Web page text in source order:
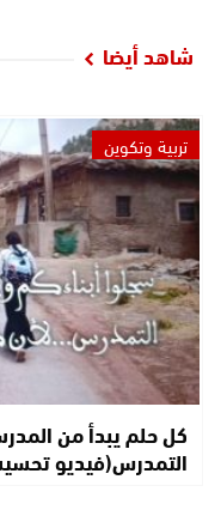
شاهد أيضا
تربية وتكوين
كل حلم يبدأ من
التمدرس(فيديو